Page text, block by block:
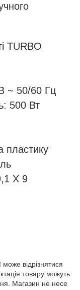
TURBO
~ 50/60 Гц
500 Вт
пластику
Х 9
відрізнятися
товару можуть
Магазин не несе